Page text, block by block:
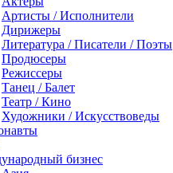
Артисты / Исполнители
Дирижеры
Литература / Писатели / Поэты
Продюсеры
Режиссеры
Танец / Балет
Театр / Кино
Художники / Искусствоведы
бизнес